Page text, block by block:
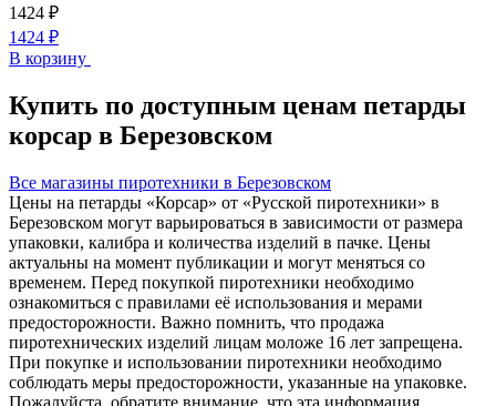
1424 ₽
1424 ₽
В корзину
Купить по доступным ценам петарды
корсар в Березовском
Все магазины пиротехники в Березовском
Цены на петарды «Корсар» от «Русской пиротехники» в
Березовском могут варьироваться в зависимости от размера
упаковки, калибра и количества изделий в пачке. Цены
актуальны на момент публикации и могут меняться со
временем. Перед покупкой пиротехники необходимо
ознакомиться с правилами её использования и мерами
предосторожности. Важно помнить, что продажа
пиротехнических изделий лицам моложе 16 лет запрещена.
При покупке и использовании пиротехники необходимо
соблюдать меры предосторожности, указанные на упаковке.
Пожалуйста, обратите внимание, что эта информация